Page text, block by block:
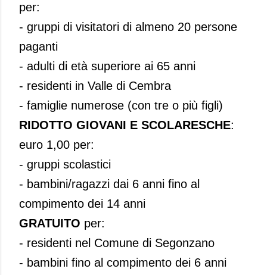
per:
- gruppi di visitatori di almeno 20 persone
paganti
- adulti di età superiore ai 65 anni
- residenti in Valle di Cembra
- famiglie numerose (con tre o più figli)
RIDOTTO GIOVANI E SCOLARESCHE:
euro 1,00 per:
- gruppi scolastici
- bambini/ragazzi dai 6 anni fino al
compimento dei 14 anni
GRATUITO per:
- residenti nel Comune di Segonzano
- bambini fino al compimento dei 6 anni